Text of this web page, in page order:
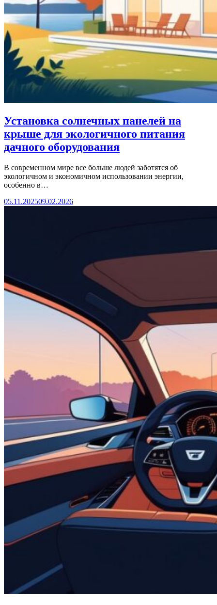
Установка солнечных панелей на
крыше для экологичного питания
дачного оборудования
В современном мире все больше людей заботятся об
экологичном и экономичном использовании энергии,
особенно в…
05.11.202509.02.2026